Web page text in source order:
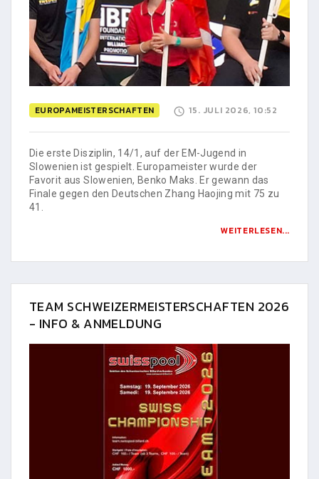
EUROPAMEISTERSCHAFTEN 15. JULI 2026, 10:52
Die erste Disziplin, 14/1, auf der EM-Jugend in
Slowenien ist gespielt. Europameister wurde der
Favorit aus Slowenien, Benko Maks. Er gewann das
Finale gegen den Deutschen Zhang Haojing mit 75 zu
41.
WEITERLESEN...
TEAM SCHWEIZERMEISTERSCHAFTEN 2026
- INFO & ANMELDUNG